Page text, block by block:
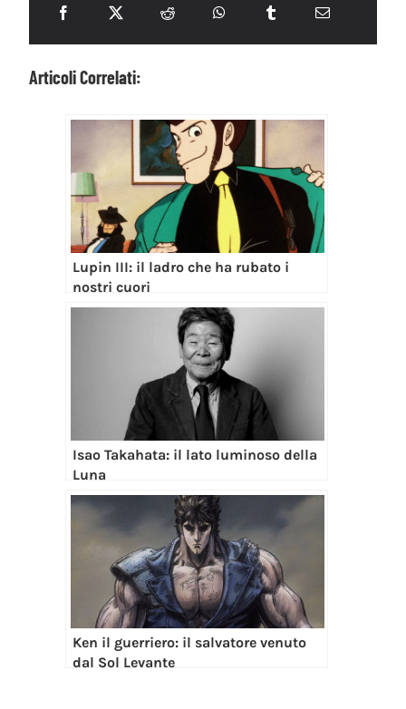
Articoli Correlati:
Lupin III: il ladro che ha rubato i
nostri cuori
Isao Takahata: il lato luminoso della
Luna
Ken il guerriero: il salvatore venuto
dal Sol Levante